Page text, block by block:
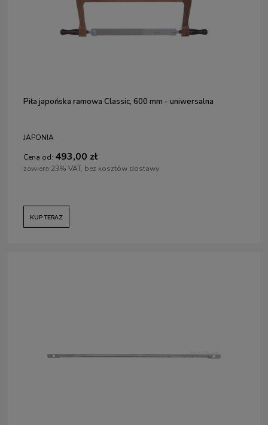
Piła japońska ramowa Classic, 600 mm - uniwersalna
JAPONIA
Cena od: 493,00 zł
zawiera 23% VAT, bez kosztów dostawy
KUP TERAZ